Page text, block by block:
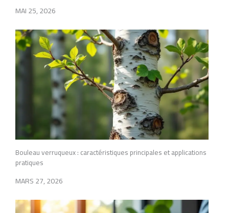
MAI 25, 2026
Bouleau verruqueux : caractéristiques principales et applications
pratiques
MARS 27, 2026